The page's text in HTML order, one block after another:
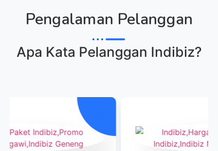
Pengalaman Pelanggan
Apa Kata Pelanggan Indibiz?